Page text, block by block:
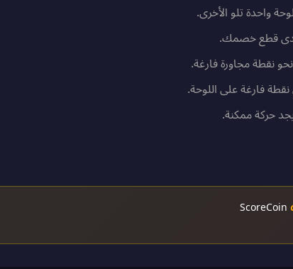
واحدة تلو الأخرى.
نقطة مجاورة فارغة.
حركة ممكنة.